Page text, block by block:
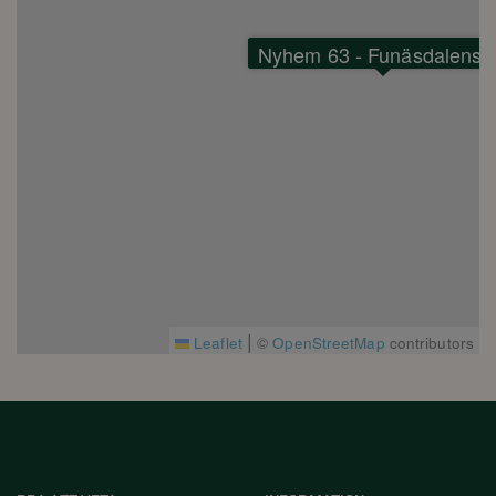
Sovrum 2: Familjesäng (140 cm nederslaf / 90 cm överslaf)
Rökning EJ tillåtet
Nyhem 63 - Funäsdalens
Leaflet | ©OpenStreetMap contributors